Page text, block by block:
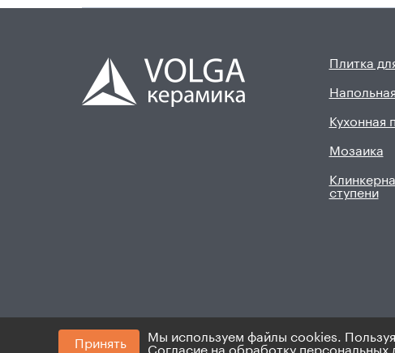
Плитка
Кухонная
Мозаика
ступени
© 2008 - 2026. ИП Хадыев Р.И.(ИНН 166010471459). Не
Принять
Мы используем файлы cookies.
Согласие на обработку персональных